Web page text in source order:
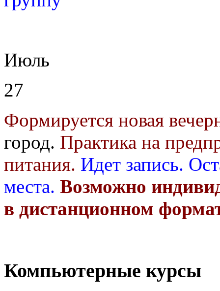
Июль
27
Формируется новая
город. Практика на
питания. Идет запись.
места. Возможно
в дистанционном
Компьютерные курсы